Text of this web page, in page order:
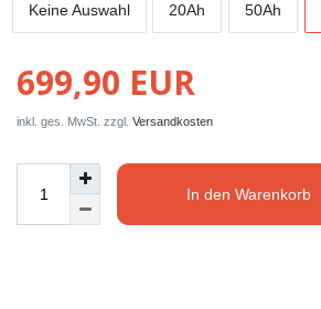
Keine Auswahl 20Ah 50Ah
699,90 EUR
inkl. ges. MwSt. zzgl. Versandkosten
In den Warenkorb